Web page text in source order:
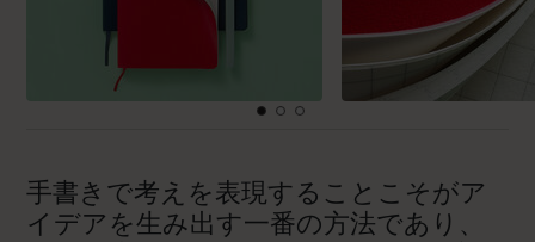
手書きで考えを表現することこそがア
イデアを生み出す一番の方法であり、